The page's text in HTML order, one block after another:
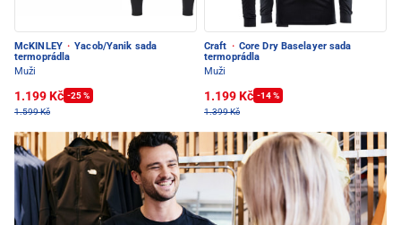
McKINLEY · Yacob/Yanik sada
termoprádla
Muži
1.199 Kč -25 %
1.599 Kč
Craft · Core Dry Baselayer sada
termoprádla
Muži
1.199 Kč -14 %
1.399 Kč